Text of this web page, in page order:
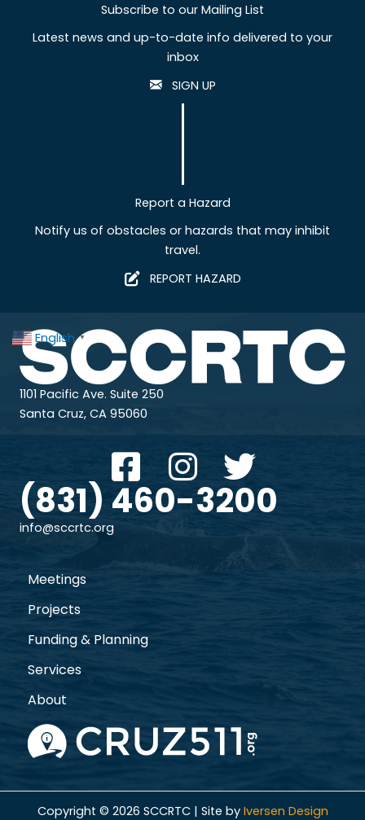
Subscribe to our Mailing List
Latest news and up-to-date info delivered to your
inbox
SIGN UP
Report a Hazard
Notify us of obstacles or hazards that may inhibit
travel.
REPORT HAZARD
1101 Pacific Ave. Suite 250
Santa Cruz, CA 95060
(831) 460-3200
info@sccrtc.org
Meetings
Projects
Funding & Planning
Services
About
Copyright © 2026 SCCRTC | Site by Iversen Design
English ▼